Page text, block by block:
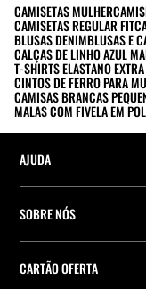
CAMISETAS MULHER
CAMISETAS REGULAR FIT
BLUSAS DENIMBLUSAS E
CALÇAS DE LINHO AZUL
T-SHIRTS ELASTANO
CINTOS DE FERRO PARA
CAMISAS BRANCAS
MALAS COM FIVELA EM
AJUDA
Localiza a tua encomenda
Localizador de pontos de
SOBRE NÓS
Empresa
CARTÃO OFERTA